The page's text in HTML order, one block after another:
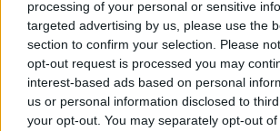
processing of your personal or sensitive
targeted advertising by us, please use the
section to confirm your selection. Please
opt-out request is processed you may
interest-based ads based on personal
us or personal information disclosed to
your opt-out. You may separately opt-out
România cere măsuri urgente din
criza migrației de la Ceuta:
solicită mobilizarea Frontex și